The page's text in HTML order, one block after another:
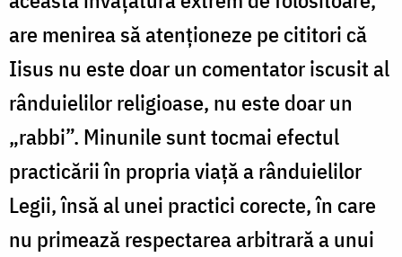
are menirea să atenționeze pe cititori că
Iisus nu este doar un comentator iscusit al
rânduielilor religioase, nu este doar un
„rabbi”. Minunile sunt tocmai efectul
practicării în propria viață a rânduielilor
Legii, însă al unei practici corecte, în care
nu primează respectarea arbitrară a unui